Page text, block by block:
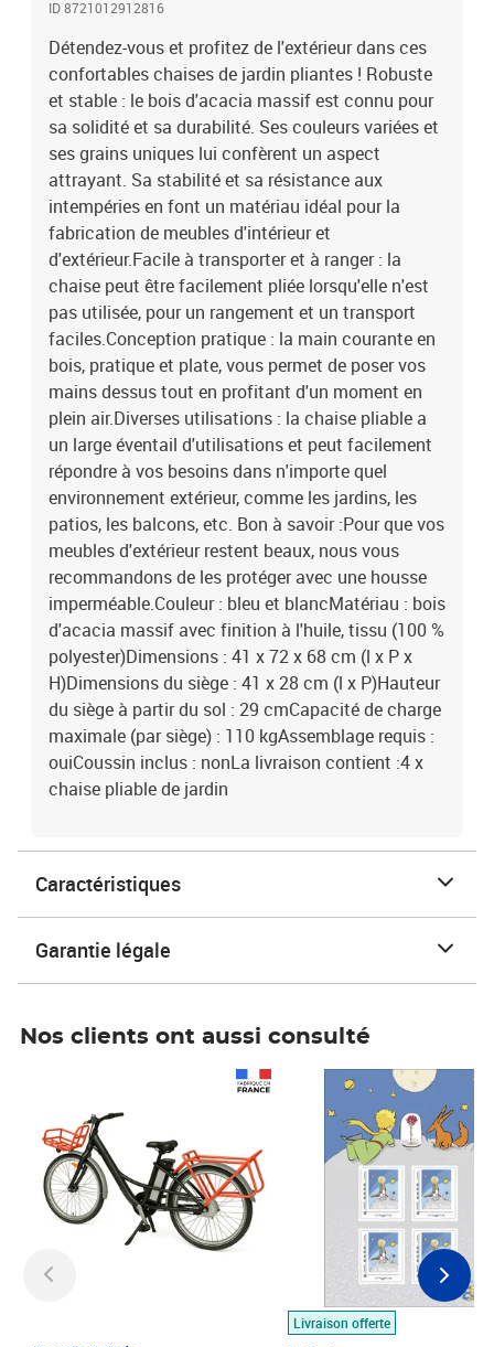
meubles d'extérieur restent beaux, nous vous recommandons de
les protéger avec une housse imperméable.Couleur : bleu et
blancMatériau : bois d'acacia massif avec finition à l'huile, tissu
(100 % polyester)Dimensions : 41 x 72 x 68 cm (l x P x
H)Dimensions du siège : 41 x 28 cm (l x P)Hauteur du siège à partir
du sol : 29 cmCapacité de charge maximale (par siège) : 110
kgAssemblage requis : ouiCoussin inclus : nonLa livraison
contient :4 x chaise pliable de jardin
ID 8721012912816
Détendez-vous et profitez de l'extérieur dans ces
confortables chaises de jardin pliantes ! Robuste
et stable : le bois d'acacia massif est connu pour
sa solidité et sa durabilité. Ses couleurs variées et
ses grains uniques lui confèrent un aspect
attrayant. Sa stabilité et sa résistance aux
intempéries en font un matériau idéal pour la
fabrication de meubles d'intérieur et
d'extérieur.Facile à transporter et à ranger : la
chaise peut être facilement pliée lorsqu'elle n'est
pas utilisée, pour un rangement et un transport
faciles.Conception pratique : la main courante en
bois, pratique et plate, vous permet de poser vos
mains dessus tout en profitant d'un moment en
plein air.Diverses utilisations : la chaise pliable a
un large éventail d'utilisations et peut facilement
répondre à vos besoins dans n'importe quel
environnement extérieur, comme les jardins, les
patios, les balcons, etc. Bon à savoir :Pour que vos
meubles d'extérieur restent beaux, nous vous
recommandons de les protéger avec une housse
imperméable.Couleur : bleu et blancMatériau : bois
d'acacia massif avec finition à l'huile, tissu (100 %
polyester)Dimensions : 41 x 72 x 68 cm (l x P x
H)Dimensions du siège : 41 x 28 cm (l x P)Hauteur
du siège à partir du sol : 29 cmCapacité de charge
maximale (par siège) : 110 kgAssemblage requis :
ouiCoussin inclus : nonLa livraison contient :4 x
chaise pliable de jardin
Caractéristiques
Garantie légale
Nos clients ont aussi consulté
Livraison offerte
Prix 7,50€